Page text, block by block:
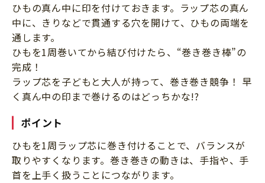
ひもの真ん中に印を付けておきます。ラップ芯の真ん
中に、きりなどで貫通する穴を開けて、ひもの両端を
通します。
ひもを1周巻いてから結び付けたら、“巻き巻き棒”の
完成！
ラップ芯を子どもと大人が持って、巻き巻き競争！ 早
く真ん中の印まで巻けるのはどっちかな!?
ポイント
ひもを1周ラップ芯に巻き付けることで、バランスが
取りやすくなります。巻き巻きの動きは、手指や、手
首を上手く扱うことにつながります。